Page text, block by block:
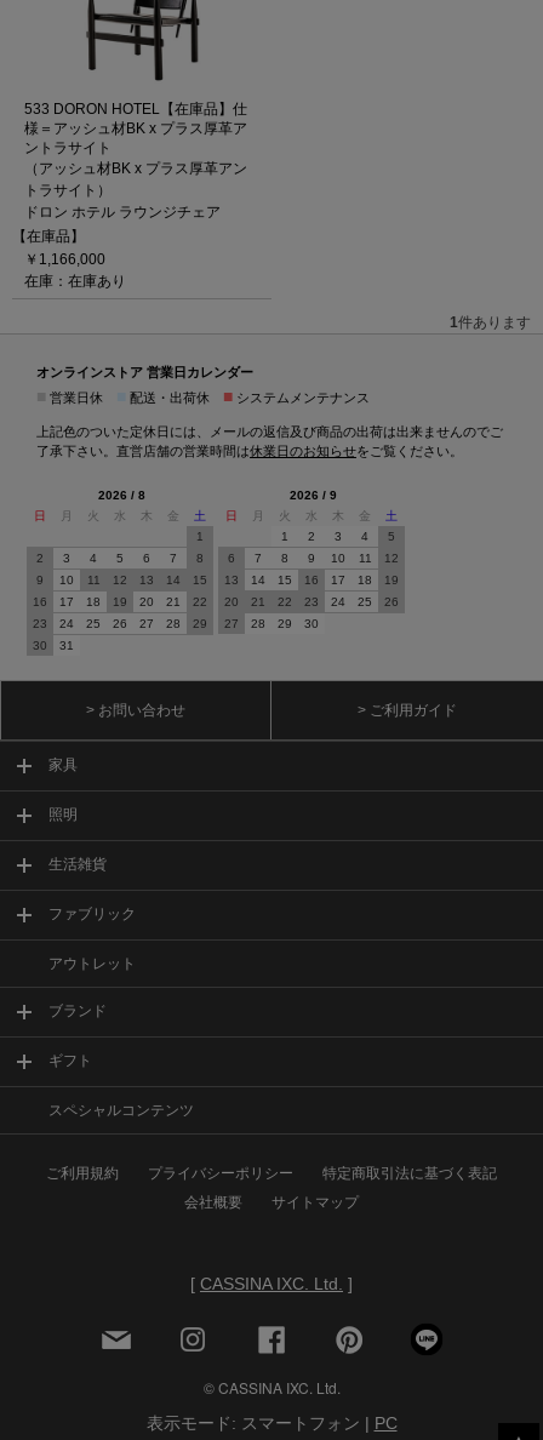
533 DORON HOTEL【在庫品】仕
様＝アッシュ材BK x プラス厚革ア
ントラサイト
（アッシュ材BK x プラス厚革アン
トラサイト）
ドロン ホテル ラウンジチェア
【在庫品】
￥1,166,000
在庫：在庫あり
1件あります
オンラインストア 営業日カレンダー
営業日休 配送・出荷休 ■ システムメンテナンス
上記色のついた定休日には、メールの返信及び商品の出荷は出来ませんのでご
了承下さい。直営店舗の営業時間は休業日のお知らせをご覧ください。
2026 / 8
日
月 火 水 木 金
土
1
2
3 4 5 6 7
8
9
10 11 12 13 14
15
16
17 18 19 20 21
22
23
24 25 26 27 28
29
30
31
2026 / 9
日
月 火 水 木 金
土
1
2 3 4
5
6
7 8 9 10 11
12
13
14 15 16 17 18
19
20
21 22 23 24 25
26
27
28 29 30
> お問い合わせ > ご利用ガイド
家具
照明
生活雑貨
ファブリック
アウトレット
ブランド
ギフト
スペシャルコンテンツ
ご利用規約 プライバシーポリシー
特定商取引法に基づく表記
会社概要
サイトマップ
[ CASSINA IXC. Ltd. ]
© CASSINA IXC. Ltd.
表示モード: スマートフォン | PC